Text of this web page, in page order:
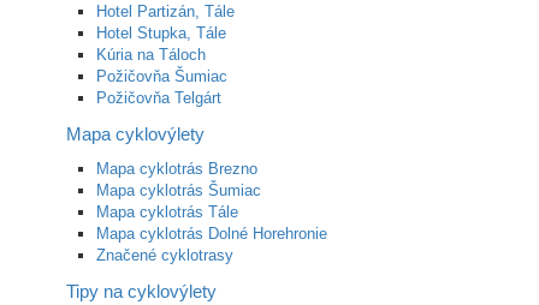
Hotel Partizán, Tále
Hotel Stupka, Tále
Kúria na Táloch
Požičovňa Šumiac
Požičovňa Telgárt
Mapa cyklovýlety
Mapa cyklotrás Brezno
Mapa cyklotrás Šumiac
Mapa cyklotrás Tále
Mapa cyklotrás Dolné Horehronie
Značené cyklotrasy
Tipy na cyklovýlety